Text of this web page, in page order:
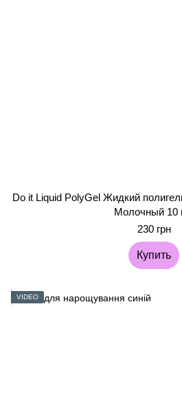
Do it Liquid PolyGel Жидкий
Молочный 10
230 грн
Купить
VIDEO